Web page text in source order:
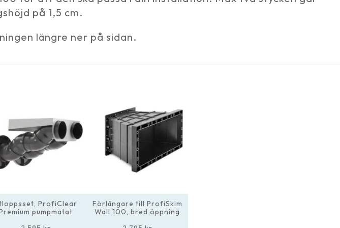
på 1,5 cm.
längre ner på sidan.
ProfiClear
pumpmatat
Förlängare till ProfiSkim
Wall 100, bred öppning